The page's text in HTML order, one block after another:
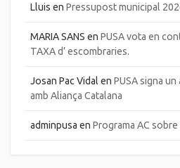
Lluis en Pressupost municipal
MARIA SANS en PUSA vota en
TAXA d’ escombraries.
Josan Pac Vidal en PUSA signa
amb Aliança Catalana
adminpusa en Programa AC sobre